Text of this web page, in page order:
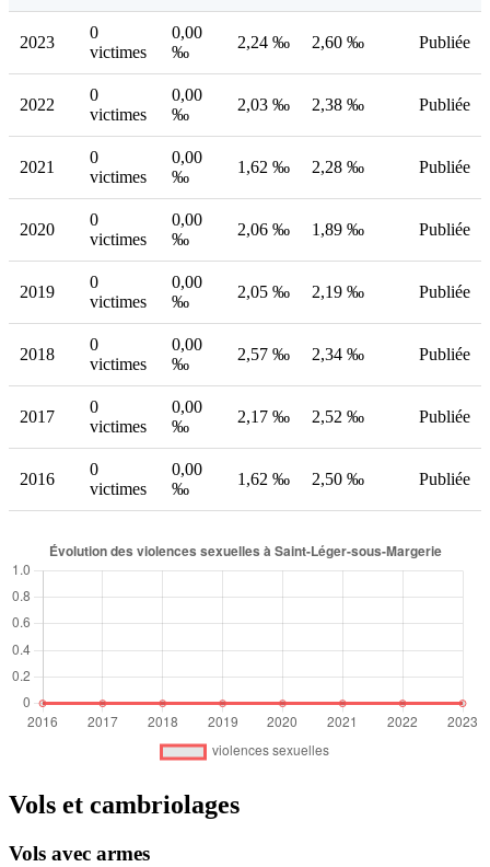
2023
0
victimes
0,00
‰
2,24 ‰ 2,60 ‰ Publiée
2022
0
victimes
0,00
‰
2,03 ‰ 2,38 ‰ Publiée
2021
0
victimes
0,00
‰
1,62 ‰ 2,28 ‰ Publiée
2020
0
victimes
0,00
‰
2,06 ‰ 1,89 ‰ Publiée
2019
0
victimes
0,00
‰
2,05 ‰ 2,19 ‰ Publiée
2018
0
victimes
0,00
‰
2,57 ‰ 2,34 ‰ Publiée
2017
0
victimes
0,00
‰
2,17 ‰ 2,52 ‰ Publiée
2016
0
victimes
0,00
‰
1,62 ‰ 2,50 ‰ Publiée
Vols et cambriolages
Vols avec armes